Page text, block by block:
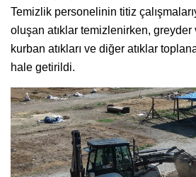
Temizlik personelinin titiz
oluşan atıklar temizlenirken,
kurban atıkları ve diğer atıklar
hale getirildi.